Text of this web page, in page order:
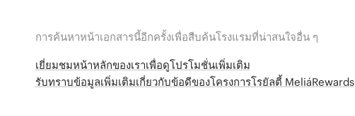
การค้นหาหน้าเอกสารนี้อีกครั้งเพื่อสืบค้นโรงแรมที่น่าสนใจอื่น ๆ
เยี่ยมชมหน้าหลักของเราเพื่อดูโปรโมชั่นเพิ่มเติม
รับทราบข้อมูลเพิ่มเติมเกี่ยวกับข้อดีของโครงการโรยัลตี้ MeliáRewards